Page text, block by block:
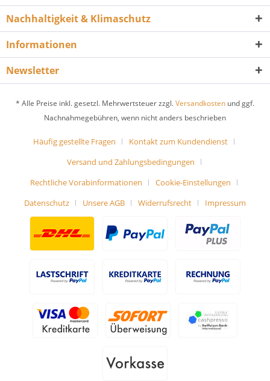
Nachhaltigkeit & Klimaschutz
Informationen
Newsletter
* Alle Preise inkl. gesetzl. Mehrwertsteuer zzgl.Versandkosten und ggf.
Nachnahmegebühren, wenn nicht anders beschrieben
Häufig gestellte Fragen
Kontakt zum Kundendienst
Versand und Zahlungsbedingungen
Rechtliche Vorabinformationen
Cookie-Einstellungen
Datenschutz
Unsere AGB Widerrufsrecht Impressum